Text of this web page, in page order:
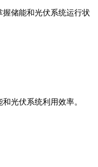
储能和光伏系统运行状
光伏系统利用效率。